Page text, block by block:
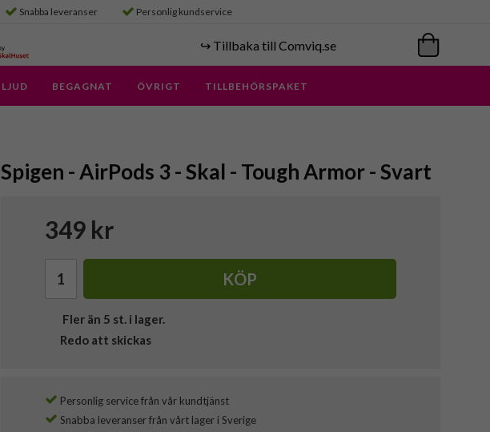
Snabba leveranser Personlig kundservice
↪️ Tillbaka till Comviq.se
LJUD BEGAGNAT ÖVRIGT TILLBEHÖRSPAKET
Spigen - AirPods 3 - Skal - Tough Armor - Svart
349 kr
KÖP
Fler än 5 st. i lager.
Redo att skickas
Personlig service från vår kundtjänst
Snabba leveranser från vårt lager i Sverige